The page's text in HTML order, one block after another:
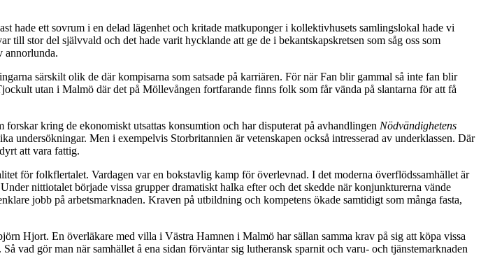
ett sovrum i en delad lägenhet och kritade matkuponger i kollektivhusets samlingslokal hade vi
stor del självvald och det hade varit hycklande att ge de i bekantskapskretsen som såg oss som
annorlunda.
särskilt olik de där kompisarna som satsade på karriären. För när Fan blir gammal så inte fan blir
utan i Malmö där det på Möllevången fortfarande finns folk som får vända på slantarna för att få
kring de ekonomiskt utsattas konsumtion och har disputerat på avhandlingen Nödvändighetens
undersökningar. Men i exempelvis Storbritannien är vetenskapen också intresserad av underklassen. Där
att vara fattig.
för folkflertalet. Vardagen var en bokstavlig kamp för överlevnad. I det moderna överflödssamhället är
nittiotalet började vissa grupper dramatiskt halka efter och det skedde när konjunkturerna vände
jobb på arbetsmarknaden. Kraven på utbildning och kompetens ökade samtidigt som många fasta,
Hjort. En överläkare med villa i Västra Hamnen i Malmö har sällan samma krav på sig att köpa vissa
vad gör man när samhället å ena sidan förväntar sig lutheransk sparnit och varu- och tjänstemarknaden